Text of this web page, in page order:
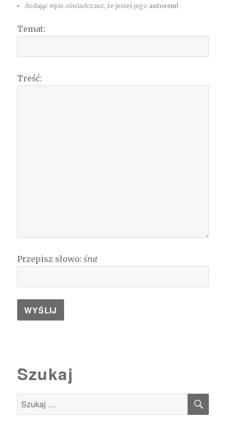
dodając wpis oświadczasz, że jesteś jego autorem!
Temat:
Treść:
Przepisz słowo:śrut
Szukaj
Szukaj: